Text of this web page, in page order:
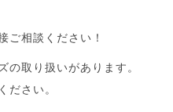
ご相談ください！
の取り扱いがあります。
ださい。